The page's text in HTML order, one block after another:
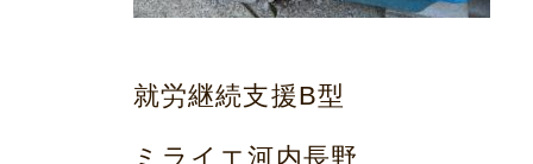
就労継続支援B型
ミライエ河内長野